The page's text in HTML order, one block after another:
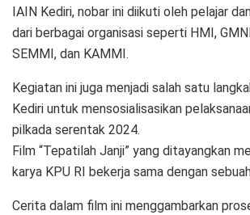
IAIN Kediri, nobar ini diikuti oleh pelajar
dari berbagai organisasi seperti HMI,
SEMMI, dan KAMMI.
Kegiatan ini juga menjadi salah satu
Kediri untuk mensosialisasikan
pilkada serentak 2024.
Film “Tepatilah Janji” yang ditayangkan
karya KPU RI bekerja sama dengan
Cerita dalam film ini menggambarkan